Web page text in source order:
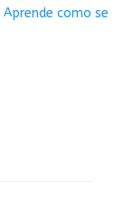
Aprende como se